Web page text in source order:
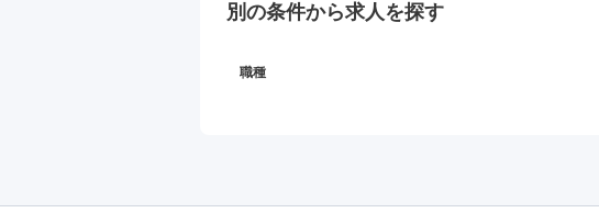
別の条件から求人を探す
職種